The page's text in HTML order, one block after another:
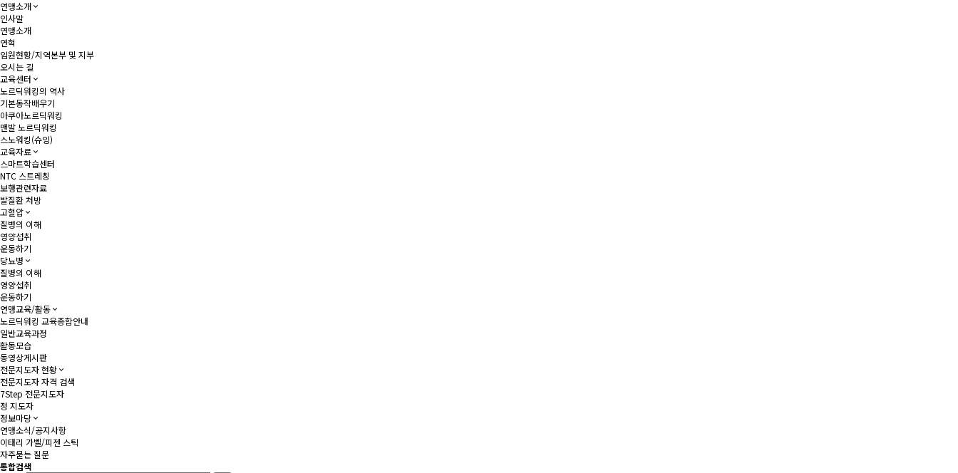
연맹소개
인사말
연맹소개
연혁
임원현황/지역본부 및 지부
오시는 길
교육센터
노르딕워킹의 역사
기본동작배우기
아쿠아노르딕워킹
맨발 노르딕워킹
스노워킹(슈잉)
교육자료
스마트학습센터
NTC 스트레칭
보행관련자료
발질환 처방
고혈압
질병의 이해
영양섭취
운동하기
당뇨병
질병의 이해
영양섭취
운동하기
연맹교육/활동
노르딕워킹 교육종합안내
일반교육과정
활동모습
동영상게시판
전문지도자 현황
전문지도자 자격 검색
7Step 전문지도자
정 지도자
정보마당
연맹소식/공지사항
이태리 가벨/피젠 스틱
자주묻는 질문
통합검색